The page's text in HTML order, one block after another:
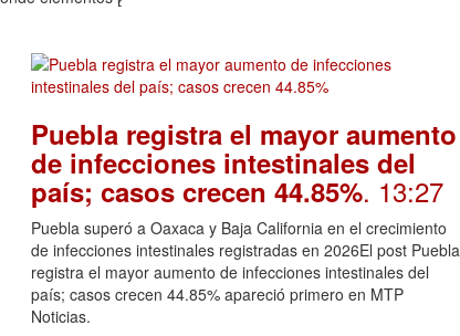
Puebla registra el mayor aumento
de infecciones intestinales del
país; casos crecen 44.85%. 13:27
Puebla superó a Oaxaca y Baja California en el crecimiento
de infecciones intestinales registradas en 2026El post Puebla
registra el mayor aumento de infecciones intestinales del
país; casos crecen 44.85% apareció primero en MTP
Noticias.